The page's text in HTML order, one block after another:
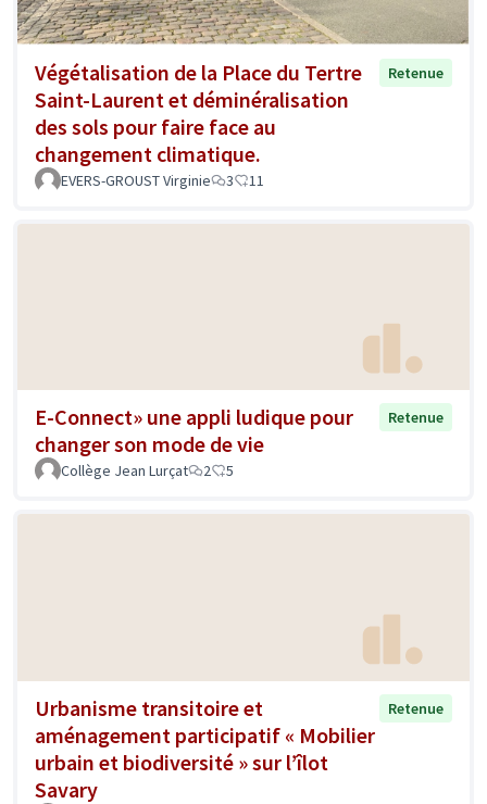
Végétalisation de la Place du Tertre
Saint-Laurent et déminéralisation
des sols pour faire face au
changement climatique.
Retenue
EVERS-GROUST Virginie 3 11
E-Connect» une appli ludique pour
changer son mode de vie
Retenue
Collège Jean Lurçat 2 5
Urbanisme transitoire et
aménagement participatif « Mobilier
urbain et biodiversité » sur l’îlot
Savary
Retenue